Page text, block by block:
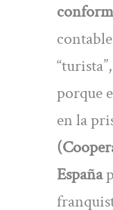
porque
en la
España